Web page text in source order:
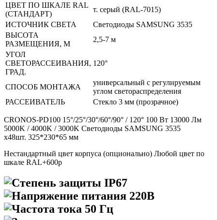
ЦВЕТ ПО ШКАЛЕ RAL
(СТАНДАРТ)
т. серый (RAL-7015)
ИСТОЧНИК СВЕТА
Светодиоды SAMSUNG 3535
ВЫСОТА
РАЗМЕЩЕНИЯ, М
2,5-7 м
УГОЛ
СВЕТОРАССЕИВАНИЯ,
ГРАД.
120°
СПОСОБ МОНТАЖА
универсальный с регулируемым
углом светораспределения
РАССЕИВАТЕЛЬ
Стекло 3 мм (прозрачное)
CRONOS-PD100 15°/25°/30°/60°/90° / 120° 100 Вт 13000 Лм
5000K / 4000K / 3000K Светодиоды SAMSUNG 3535
х48шт. 325*230*65 мм
Нестандартный цвет корпуса (опционально) Любой цвет по
шкале RAL+600р